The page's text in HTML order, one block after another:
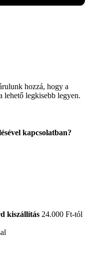
hozzá, hogy a
lehető legkisebb legyen.
kapcsolatban?
kiszállítás 24.000 Ft-tól